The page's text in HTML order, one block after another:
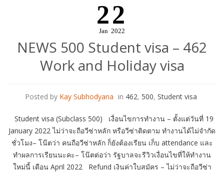
22
Jan 2022
NEWS 500 Student visa – 462
Work and Holiday visa
Posted by Kay Subhodyana in 462, 500, Student visa
Student visa (Subclass 500) เงื่อนไขการทำงาน – ตั้งแต่วันที่ 19
January 2022 ไม่ว่าจะถือวีซ่าหลัก หรือวีซ่าติดตาม ทำงานได้ไม่จำกัด
ชั่วโมง– โน๊ตว่า คนถือวีซ่าหลัก ก็ยังต้องเรียน เก็บ attendance และ
ทำผลการเรียนนะคะ– โน๊ตต่อว่า รัฐบาลจะรีวิวเงื่อนไขที่ให้ทำงาน
ใหม่นี้ เดือน April 2022 Refund เงินค่าใบสมัคร – ไม่ว่าจะถือวีซ่า